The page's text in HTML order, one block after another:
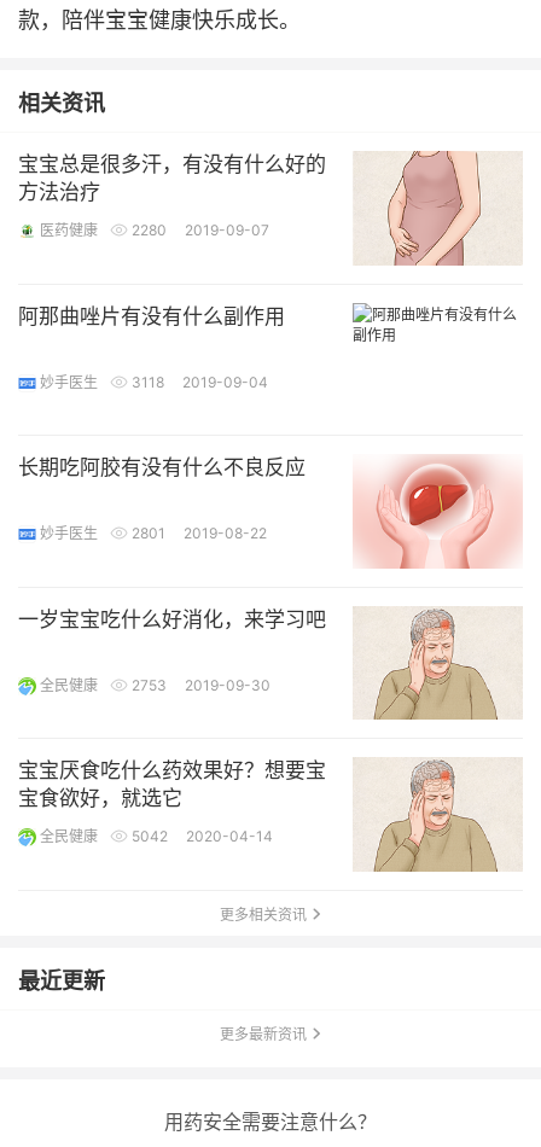
款，陪伴宝宝健康快乐成长。
相关资讯
宝宝总是很多汗，有没有什么好的
方法治疗
医药健康 2280 2019-09-07
阿那曲唑片有没有什么副作用
妙手医生 3118 2019-09-04
长期吃阿胶有没有什么不良反应
妙手医生 2801 2019-08-22
一岁宝宝吃什么好消化，来学习吧
全民健康 2753 2019-09-30
宝宝厌食吃什么药效果好？想要宝
宝食欲好，就选它
全民健康 5042 2020-04-14
更多相关资讯
最近更新
更多最新资讯
用药安全需要注意什么？